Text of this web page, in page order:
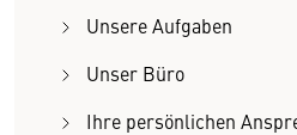
Unsere Aufgaben
Unser Büro
Ihre persönlichen